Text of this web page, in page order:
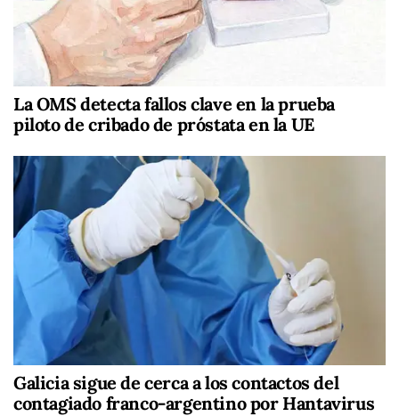
La OMS detecta fallos clave en la prueba
piloto de cribado de próstata en la UE
Galicia sigue de cerca a los contactos del
contagiado franco-argentino por Hantavirus